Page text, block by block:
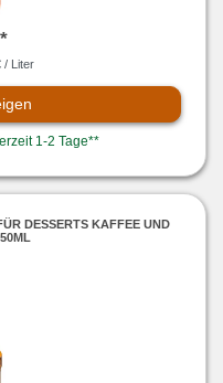
/ Liter
1-2 Tage**
DESSERTS KAFFEE UND